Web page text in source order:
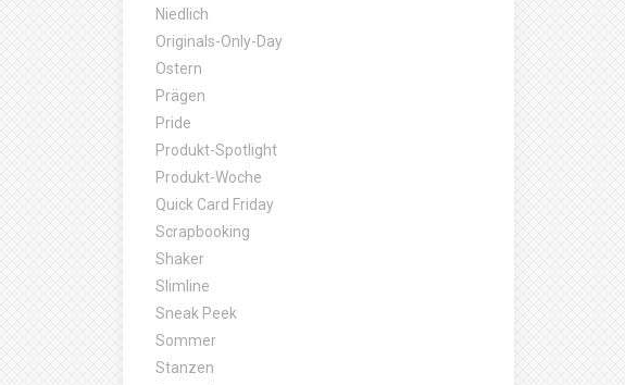
Niedlich
Originals-Only-Day
Ostern
Prägen
Pride
Produkt-Spotlight
Produkt-Woche
Quick Card Friday
Scrapbooking
Shaker
Slimline
Sneak Peek
Sommer
Stanzen